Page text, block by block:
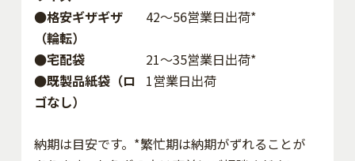
●格安ギザギザ
（輪転）
42〜56営業日出荷*
●宅配袋
21～35営業日出荷*
●既製品紙袋（ロ
ゴなし）
1営業日出荷
納期は目安です。*繁忙期は納期がずれることが